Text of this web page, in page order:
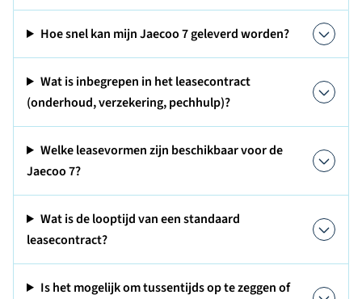
Hoe snel kan mijn Jaecoo 7 geleverd worden?
Wat is inbegrepen in het leasecontract
(onderhoud, verzekering, pechhulp)?
Welke leasevormen zijn beschikbaar voor de
Jaecoo 7?
Wat is de looptijd van een standaard
leasecontract?
Is het mogelijk om tussentijds op te zeggen of